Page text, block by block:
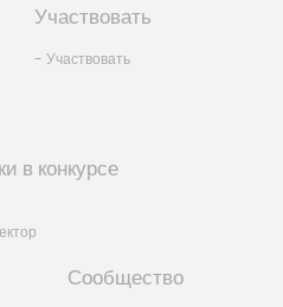
Участвовать
- Участвовать
в конкурсе
Сообщество